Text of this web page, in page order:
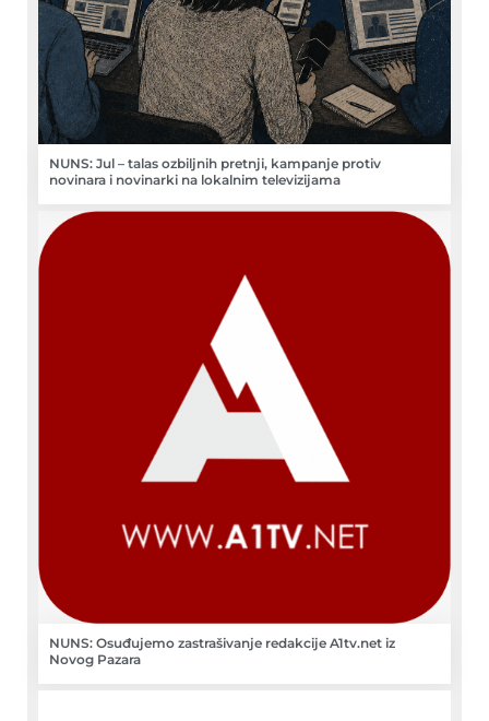
NUNS: Jul – talas ozbiljnih pretnji, kampanje protiv
novinara i novinarki na lokalnim televizijama
NUNS: Osuđujemo zastrašivanje redakcije A1tv.net iz
Novog Pazara